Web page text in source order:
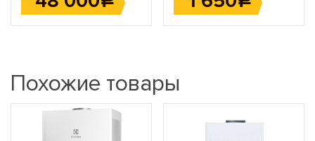
Похожие товары